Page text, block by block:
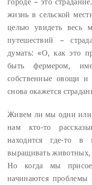
жизнь в сельской
целью увидеть весь
путешествий –
думать: «О, как это
быть фермером,
собственные овощи
снова окажется
Живем ли мы одни или
нам кто-то
находится где-то
выращивать
Но когда мы
начинаются